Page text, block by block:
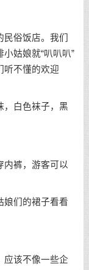
俗饭店。我们
姑娘就“叭叭叭”
听不懂的欢迎
，白色袜子，黑
内裤，游客可以
娘们的裙子看看
应该不像一些企